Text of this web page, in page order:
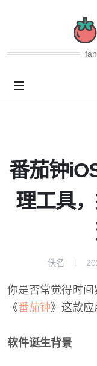
番茄钟
理工具
佚名
你是否常觉得时间
《番茄钟》这款应
软件诞生背景